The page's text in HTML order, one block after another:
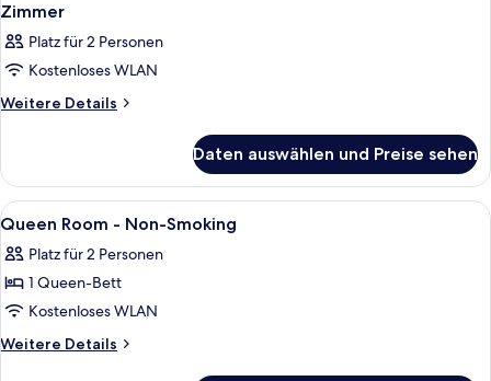
Zimmer
Platz für 2 Personen
Kostenloses WLAN
Weitere Details
Weitere
Daten auswählen und Preise sehen
Alle
Fotos
für
Queen
Room
-
Ein Hotelzimmer mit Schreibtisch,
1
Queen Room - Non-Smoking
Platz für 2 Personen
1 Queen-Bett
Kostenloses WLAN
Weitere Details
Weitere